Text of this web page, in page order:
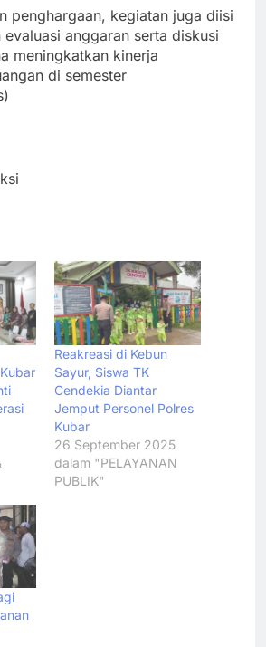
penghargaan, kegiatan juga diisi
anggaran serta diskusi
meningkatkan kinerja
di semester
Reakreasi di Kebun
Sayur, Siswa TK
Cendekia Diantar
Jemput Personel Polres
Kubar
26 September 2025
dalam "PELAYANAN
PUBLIK"